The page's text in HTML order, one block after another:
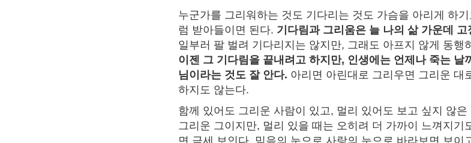
누군가를 그리워하는 것도 기다리는 것도 가슴을 아리게 하
럼 받아들이면 된다. 기다림과 그리움은 늘 나의 삶 가운데 고
일부러 팔 벌려 기다리지는 않지만, 그래도 아프지 않게 동행
이젠 그 기다림을 끝내려고 하지만, 인생에는 언제나 죽는 날
님이라는 것도 잘 안다. 아리면 아린대로 그리우면 그리운 대
하지도 않는다.
함께 있어도 그리운 사람이 있고, 멀리 있어도 보고 싶지 않
그리운 그이지만, 멀리 있을 때는 오히려 더 가까이 느껴지기
면 금세 보인다. 믿음의 눈으로 사랑의 눈으로 바라보면 보이